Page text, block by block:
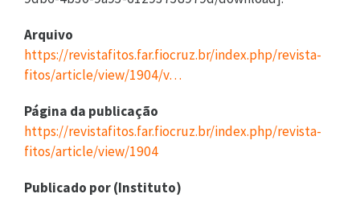
Arquivo
https://revistafitos.far.fiocruz.br/index.php/revista-
fitos/article/view/1904/v…
Página da publicação
https://revistafitos.far.fiocruz.br/index.php/revista-
fitos/article/view/1904
Publicado por (Instituto)